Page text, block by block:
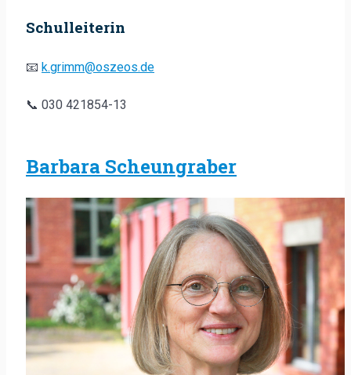
Schulleiterin
📧 k.grimm@oszeos.de
📞 030 421854-13
Barbara Scheungraber